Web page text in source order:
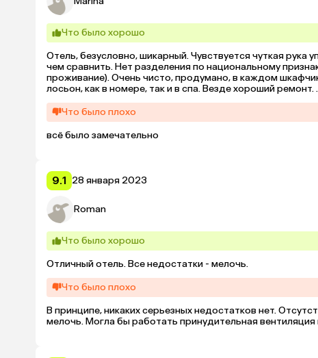
Что было хорошо
Отель, безусловно, шикарный. Чувствуется чуткая
чем сравнить. Нет разделения по национальному
проживание). Очень чисто, продумано, в каждом
лосьон, как в номере, так и в спа. Везде хороший ремонт.
И главное: наконец то удобные, не каменные подушки и
Что было плохо
всё было замечательно
9.1 28 января 2023
Roman
Что было хорошо
Отличный отель. Все недостатки - мелочь.
Что было плохо
В принципе, никаких серьезных недостатков нет.
мелочь. Могла бы работать принудительная вентиляция